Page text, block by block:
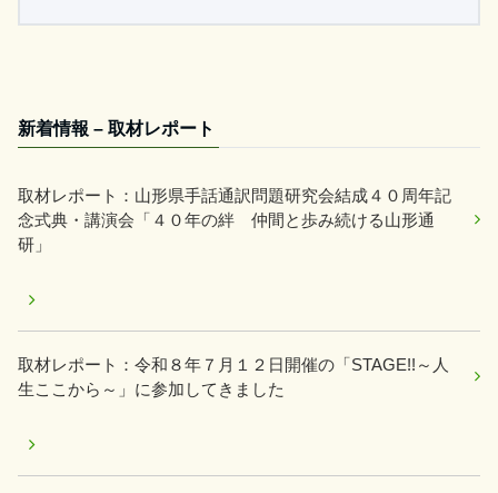
新着情報 – 取材レポート
取材レポート：山形県手話通訳問題研究会結成４０周年記
念式典・講演会「４０年の絆 仲間と歩み続ける山形通
研」
取材レポート：令和８年７月１２日開催の「STAGE!!～人
生ここから～」に参加してきました